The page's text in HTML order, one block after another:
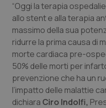
Psoriasi & pelle
Quotidiano
Quotidiano
Quotidiano
“Oggi la terapia
allo stent e alla terapia
massimo della sua
ridurre la prima causa di
morte cardiaca pre-
50% delle morti per
prevenzione che ha un
l’impatto delle malattie
dichiara Ciro Indolfi,